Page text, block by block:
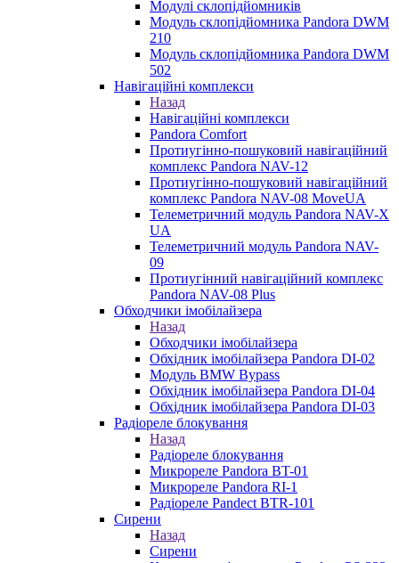
Модулі склопідйомників
Модуль склопідйомника Pandora DWM
210
Модуль склопідйомника Pandora DWM
502
Навігаційні комплекси
Назад
Навігаційні комплекси
Pandora Comfort
Протиугінно-пошуковий навігаційний
комплекс Pandora NAV-12
Протиугінно-пошуковий навігаційний
комплекс Pandora NAV-08 MoveUA
Телеметричний модуль Pandora NAV-X
UA
Телеметричний модуль Pandora NAV-
09
Протиугінний навігаційний комплекс
Pandora NAV-08 Plus
Обходчики імобілайзера
Назад
Обходчики імобілайзера
Обхідник імобілайзера Pandora DI-02
Модуль BMW Bypass
Обхідник імобілайзера Pandora DI-04
Обхідник імобілайзера Pandora DI-03
Радіореле блокування
Назад
Радіореле блокування
Микрореле Pandora BT-01
Микрореле Pandora RI-1
Радіореле Pandect BTR-101
Сирени
Назад
Сирени